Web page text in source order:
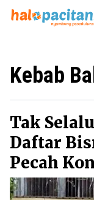
Home
Kebab
Tak
Daftar
Pecah